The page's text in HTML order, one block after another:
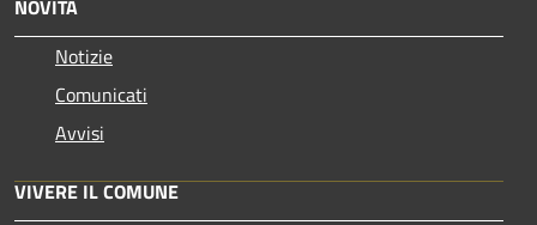
NOVITÀ
Notizie
Comunicati
Avvisi
VIVERE IL COMUNE